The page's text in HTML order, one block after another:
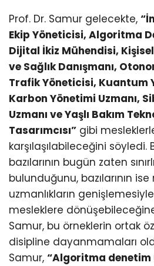
Prof. Dr. Samur gelecekte,
Ekip Yöneticisi, Algoritma
Dijital İkiz Mühendisi,
ve Sağlık Danışmanı,
Trafik Yöneticisi, Kuantum
Karbon Yönetimi Uzmanı,
Uzmanı ve Yaşlı Bakım
Tasarımcısı” gibi
karşılaşılabileceğini söyledi.
bazılarının bugün zaten
bulunduğunu, bazılarının
uzmanlıkların genişlemesiyle
mesleklere
Samur, bu örneklerin ortak
disipline dayanmamaları
Samur, “Algoritma denetim